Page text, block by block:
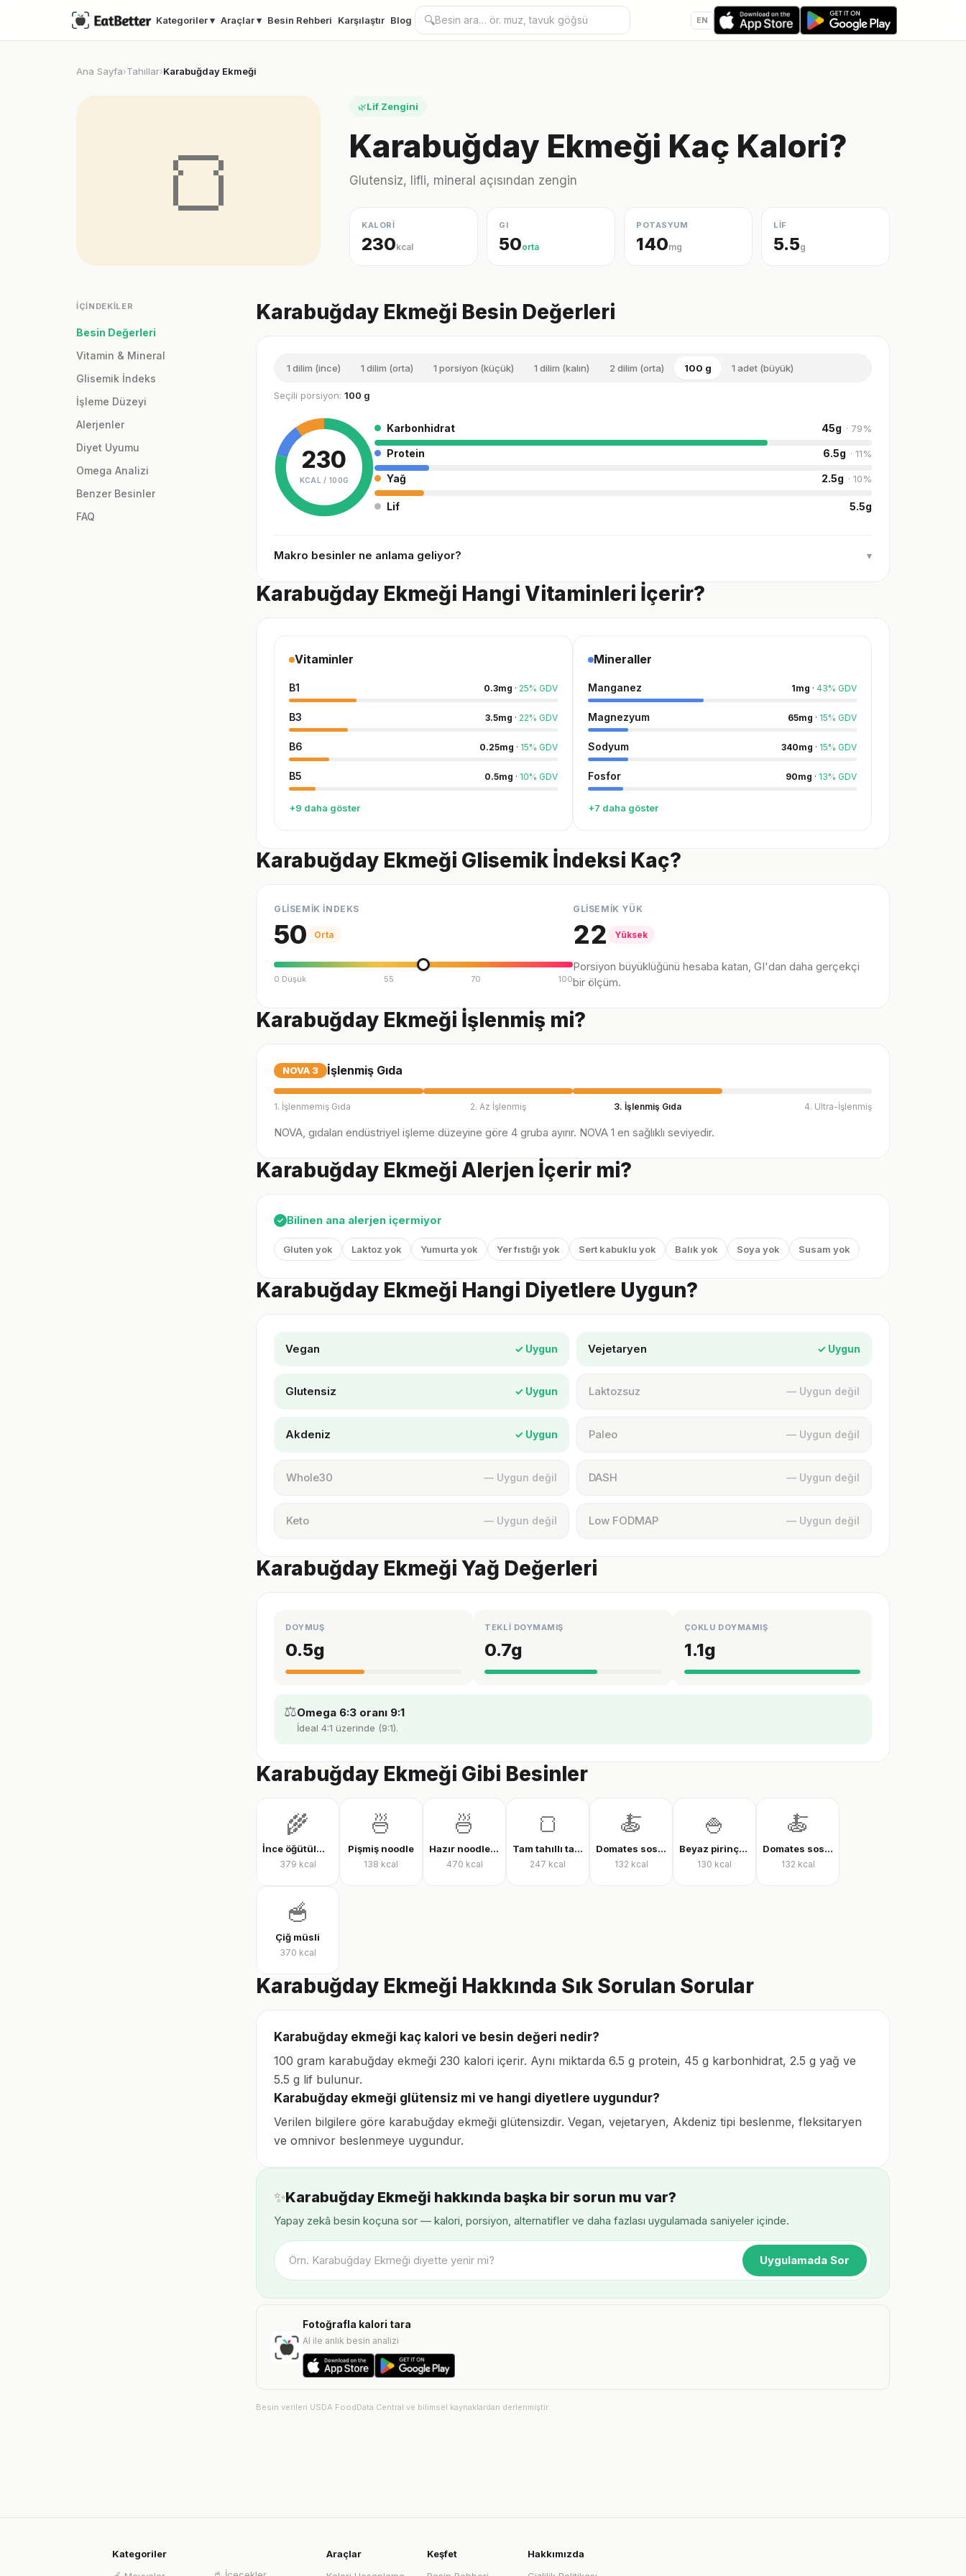
Kategoriler ▾ Araçlar ▾ Besin Rehberi Karşılaştır Blog 🔍 EN
Ana Sayfa›Tahıllar›Karabuğday Ekmeği
🍞
🌿Lif Zengini
Karabuğday Ekmeği Kaç Kalori?
Glutensiz, lifli, mineral açısından zengin
KALORİ
230kcal
GI
50orta
POTASYUM
140mg
LİF
5.5g
İÇINDEKILER
Besin Değerleri
Vitamin & Mineral
Glisemik İndeks
İşleme Düzeyi
Alerjenler
Diyet Uyumu
Omega Analizi
Benzer Besinler
FAQ
Karabuğday Ekmeği Besin Değerleri
1 dilim (ince) 1 dilim (orta) 1 porsiyon (küçük) 1 dilim (kalın) 2 dilim (orta) 100 g 1 adet (büyük)
Seçili porsiyon: 100 g
230
KCAL / 100G
Karbonhidrat 45g · 79%
Protein 6.5g · 11%
Yağ 2.5g · 10%
Lif 5.5g
Makro besinler ne anlama geliyor? ▾
Karabuğday Ekmeği Hangi Vitaminleri İçerir?
Vitaminler
B1 0.3mg · 25% GDV
B3 3.5mg · 22% GDV
B6 0.25mg · 15% GDV
B5 0.5mg · 10% GDV
+9 daha göster
Mineraller
Manganez 1mg · 43% GDV
Magnezyum 65mg · 15% GDV
Sodyum 340mg · 15% GDV
Fosfor 90mg · 13% GDV
+7 daha göster
Karabuğday Ekmeği Glisemik İndeksi Kaç?
GLİSEMİK İNDEKS
50 Orta
0 Düşük 55 70 100
GLİSEMİK YÜK
22 Yüksek
Porsiyon büyüklüğünü hesaba katan, GI'dan daha gerçekçi
bir ölçüm.
Karabuğday Ekmeği İşlenmiş mi?
NOVA 3 İşlenmiş Gıda
1. İşlenmemiş Gıda 2. Az İşlenmiş 3. İşlenmiş Gıda 4. Ultra-İşlenmiş
NOVA, gıdaları endüstriyel işleme düzeyine göre 4 gruba ayırır. NOVA 1 en sağlıklı seviyedir.
Karabuğday Ekmeği Alerjen İçerir mi?
✓ Bilinen ana alerjen içermiyor
Gluten yok Laktoz yok Yumurta yok Yer fıstığı yok Sert kabuklu yok Balık yok Soya yok Susam yok
Karabuğday Ekmeği Hangi Diyetlere Uygun?
Vegan ✓ Uygun Vejetaryen ✓ Uygun
Glutensiz ✓ Uygun Laktozsuz — Uygun değil
Akdeniz ✓ Uygun Paleo — Uygun değil
Whole30 — Uygun değil DASH — Uygun değil
Keto — Uygun değil Low FODMAP — Uygun değil
Karabuğday Ekmeği Yağ Değerleri
DOYMUŞ
0.5g
TEKLİ DOYMAMIŞ
0.7g
ÇOKLU DOYMAMIŞ
1.1g
⚖️Omega 6:3 oranı 9:1
İdeal 4:1 üzerinde (9:1).
Karabuğday Ekmeği Gibi Besinler
🌾
İnce öğütülmüş yulaf (çiğ)
379 kcal
🍜
Pişmiş noodle
138 kcal
🍜
Hazır noodle (kuru)
470 kcal
🍞
Tam tahıllı tam buğday ekmeği
247 kcal
🍝
Domates soslu farfalle makarna
132 kcal
🍚
Beyaz pirinç, pişmiş
130 kcal
🍝
Domates soslu rigatoni
132 kcal
🥣
Çiğ müsli
370 kcal
Karabuğday Ekmeği Hakkında Sık Sorulan Sorular
Karabuğday ekmeği kaç kalori ve besin değeri nedir?
100 gram karabuğday ekmeği 230 kalori içerir. Aynı miktarda 6.5 g protein, 45 g karbonhidrat, 2.5 g yağ ve
5.5 g lif bulunur.
Karabuğday ekmeği glütensiz mi ve hangi diyetlere uygundur?
Verilen bilgilere göre karabuğday ekmeği glütensizdir. Vegan, vejetaryen, Akdeniz tipi beslenme, fleksitaryen
ve omnivor beslenmeye uygundur.
✨Karabuğday Ekmeği hakkında başka bir sorun mu var?
Yapay zekâ besin koçuna sor — kalori, porsiyon, alternatifler ve daha fazlası uygulamada saniyeler içinde.
Uygulamada Sor
Fotoğrafla kalori tara
AI ile anlık besin analizi
Besin verileri USDA FoodData Central ve bilimsel kaynaklardan derlenmiştir.
Kategoriler
Araçlar
Keşfet
Hakkımızda